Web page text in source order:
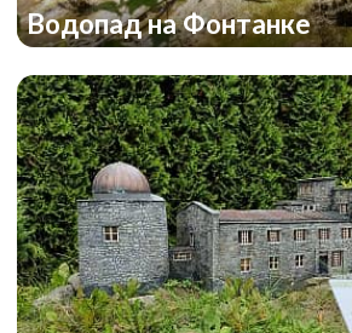
Водопад на Фонтанке